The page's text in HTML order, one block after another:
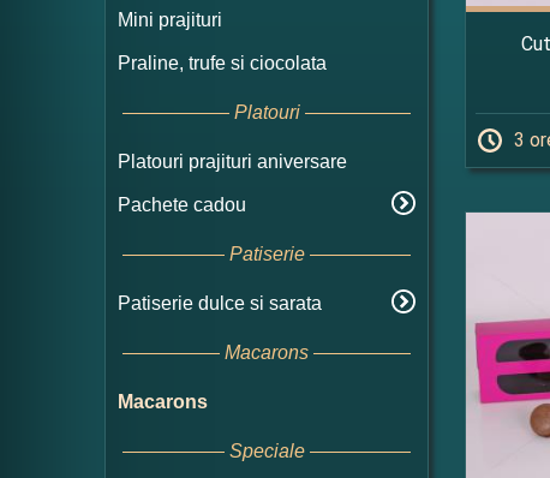
Mini prajituri
Praline, trufe si ciocolata
Platouri
Platouri prajituri aniversare
Pachete cadou
Patiserie
Patiserie dulce si sarata
Macarons
Macarons
Speciale
3